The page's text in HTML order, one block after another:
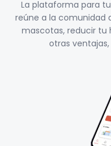
La plataforma para
reúne a la comunidad
mascotas, reducir tu
otras